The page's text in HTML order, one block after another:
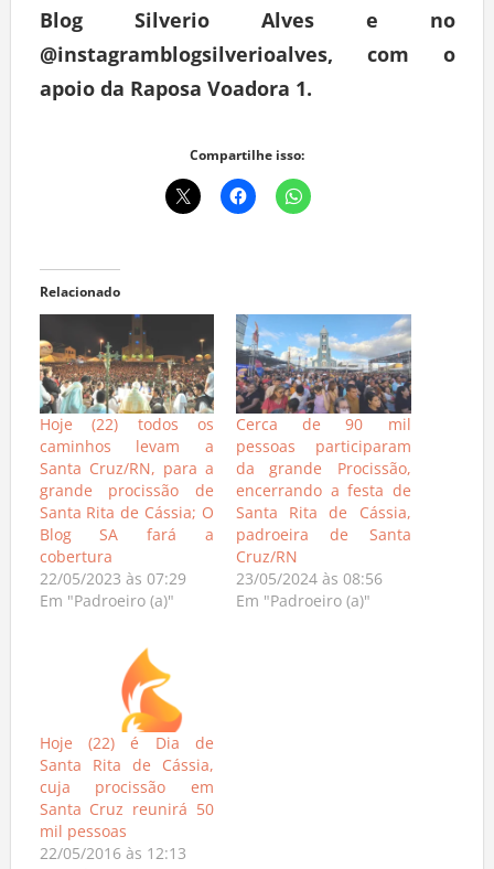
Blog Silverio Alves e no
@instagramblogsilverioalves, com o
apoio da Raposa Voadora 1.
Compartilhe isso:
Relacionado
Hoje (22) todos os
caminhos levam a
Santa Cruz/RN, para a
grande procissão de
Santa Rita de Cássia; O
Blog SA fará a
cobertura
22/05/2023 às 07:29
Em "Padroeiro (a)"
Cerca de 90 mil
pessoas participaram
da grande Procissão,
encerrando a festa de
Santa Rita de Cássia,
padroeira de Santa
Cruz/RN
23/05/2024 às 08:56
Em "Padroeiro (a)"
Hoje (22) é Dia de
Santa Rita de Cássia,
cuja procissão em
Santa Cruz reunirá 50
mil pessoas
22/05/2016 às 12:13